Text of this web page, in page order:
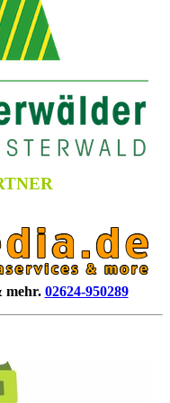
mehr. 02624-950289